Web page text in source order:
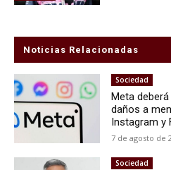
Noticias Relacionadas
Sociedad
Meta
daños a
Instagram y
7 de agosto de
Sociedad